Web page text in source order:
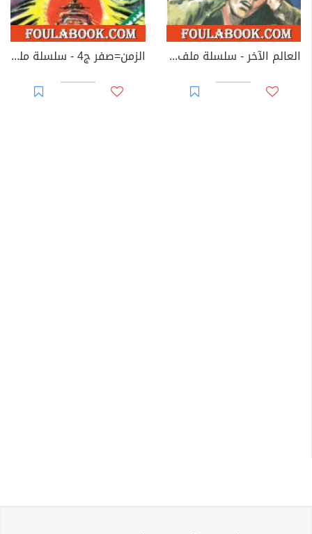
العالم الآخر - سلسلة ملف المستقبل الزمن=صفر ج4 - سلسلة ملف المستقبل